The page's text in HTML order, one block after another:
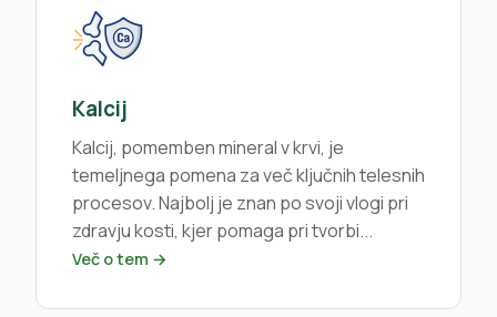
Kalcij
Kalcij, pomemben mineral v krvi, je
temeljnega pomena za več ključnih telesnih
procesov. Najbolj je znan po svoji vlogi pri
zdravju kosti, kjer pomaga pri tvorbi...
Več o tem →